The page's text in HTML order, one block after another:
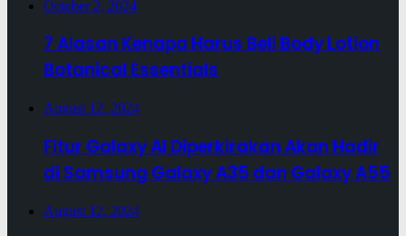
October 2, 2024
7 Alasan Kenapa Harus Beli Body Lotion
Botanical Essentials
August 12, 2024
Fitur Galaxy AI Diperkirakan Akan Hadir
di Samsung Galaxy A35 dan Galaxy A55
August 12, 2024